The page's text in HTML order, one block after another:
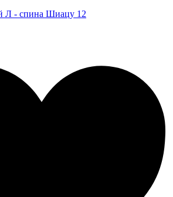
Л - спина Шиацу 12